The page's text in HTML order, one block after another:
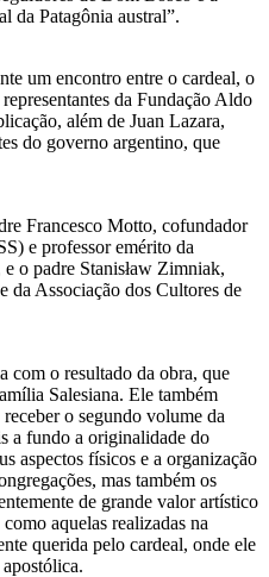
da Patagônia austral”.
um encontro entre o cardeal, o
da Fundação Aldo
além de Juan Lazara,
do governo argentino, que
Francesco Motto, cofundador
e professor emérito da
o padre Stanisław Zimniak,
da Associação dos Cultores de
com o resultado da obra, que
Salesiana. Ele também
o segundo volume da
a fundo a originalidade do
aspectos físicos e a organização
mas também os
de grande valor artístico
aquelas realizadas na
querida pelo cardeal, onde ele